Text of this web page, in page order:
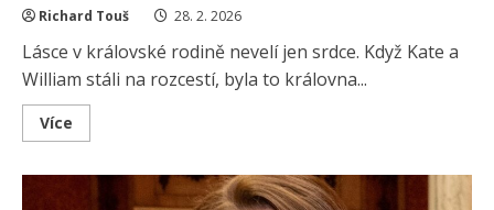
Richard Touš 28. 2. 2026
Lásce v královské rodině nevelí jen srdce. Když Kate a
William stáli na rozcestí, byla to královna...
Více
more
krize
princezny